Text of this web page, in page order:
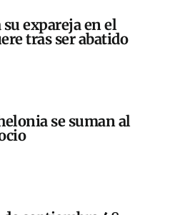
expareja en el
tras ser abatido
se suman al